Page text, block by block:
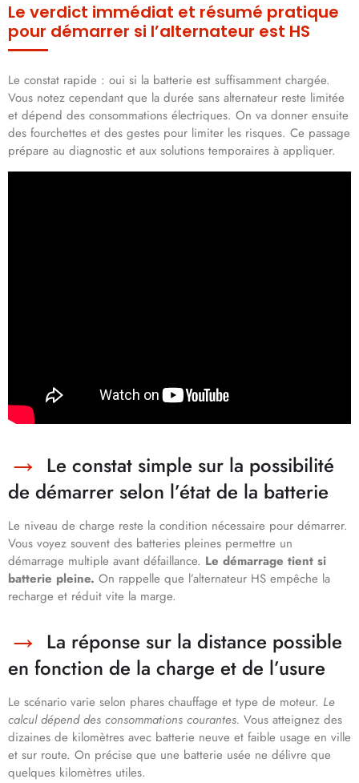
Le verdict immédiat et résumé pratique
pour démarrer si l’alternateur est HS
Le constat rapide : oui si la batterie est suffisamment chargée.
Vous notez cependant que la durée sans alternateur reste limitée
et dépend des consommations électriques. On va donner ensuite
des fourchettes et des gestes pour limiter les risques. Ce passage
prépare au diagnostic et aux solutions temporaires à appliquer.
Le constat simple sur la possibilité
de démarrer selon l’état de la batterie
Le niveau de charge reste la condition nécessaire pour démarrer.
Vous voyez souvent des batteries pleines permettre un
démarrage multiple avant défaillance. Le démarrage tient si
batterie pleine. On rappelle que l’alternateur HS empêche la
recharge et réduit vite la marge.
La réponse sur la distance possible
en fonction de la charge et de l’usure
Le scénario varie selon phares chauffage et type de moteur. Le
calcul dépend des consommations courantes. Vous atteignez des
dizaines de kilomètres avec batterie neuve et faible usage en ville
et sur route. On précise que une batterie usée ne délivre que
quelques kilomètres utiles.